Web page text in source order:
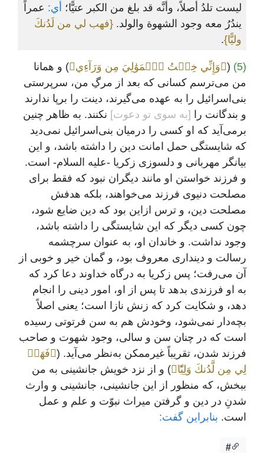
ليست تلدُ أصلاً، وأنَّه قد بلغ من الكبر عتيًّا؛ أي: عمراً
يندُرُ معه وجود الشهوة والولد. {فهب لي من لَدُنكَ
وليًّا}.
(5)
(﴿وَإِنِّي خِفۡتُ ٱلۡمَوَٰلِيَ مِن وَرَآءِي﴾) و همانا
من می‌ترسم کسانی که بعد از مرگِ من، سرپرستی
بنی‌اسرائیل را به عهده می‌گیرند، دینت را برپا ندارند
و بندگانت را
[به سوی تو دعوت‌] نکنند. به ظاهر چنین
برمی‌آید که او کسی را درمیان بنی‌اسرائیل نمی‌دید
که شایستگی حمل امانت دین را داشته باشد، و این
بیانگر مهربانی و دلسوزی زکریا -علیه السلام- است.
و فرزند خواستن او مانند دیگران نبود که فقط برای
مصلحت دنیوی فرزند می‌خواهند، بلکه هدفش
مصلحت دین، و ترس ازاین بود که دین ضایع شود،
چون کسی دیگر که این شایستگی را داشته باشد،
وجود نداشت. و خاندان او، به عنوان سرچشمه
رسالت و دینداری معروف بود، و گمان خیر و خوبی از
آن می‌رفت؛ پس زکریا به درگاه خداوند دعا کرد که
به او فرزندی بدهد تا پس از او، امور دینی را انجام
دهد، و شکایت کرد که زنش نازا است؛ یعنی اصلاً
بچه‌دار نمی‌شود، وخودش هم به سن فرتوتی رسیده
است که در چنان سن و سالی، وجود شهوت و صاحب
فرزند شدن، تقریباً غیرممکن به‌نظر می‌آید. (﴿فَهَبۡ
لِي مِن لَّدُنكَ وَلِيّٗا﴾) و از نزد خویش جانشینی به من
ببخش، که منظور از این جانشینی، جانشینی و وارث
شدنِ در دین و گرفتن میراث نبوّت و علم و عمل
است. بنابراین گفت:
#